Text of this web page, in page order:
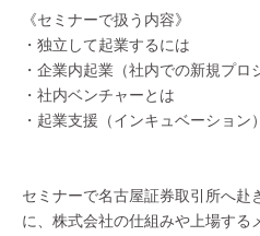
《セミナーで扱う内容》
・独立して起業するには
・企業内起業（社内での新規プロ
・社内ベンチャーとは
・起業支援（インキュベーション
セミナーで名古屋証券取引所へ赴
に、株式会社の仕組みや上場する